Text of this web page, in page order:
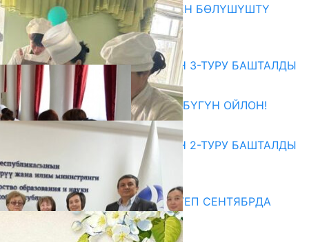
ОКУТУУ ТАЖРЫЙБАСЫ МЕНЕН БӨЛҮШҮШТҮ
06.08.2026
Абитуриент
ЖОЖДОРГО КАБЫЛ АЛУУНУН 3-ТУРУ БАШТАЛДЫ
27.07.2026
ӨЗҮҢДҮН КЕЛЕЧЕГИҢ ҮЧҮН БҮГҮН ОЙЛОН!
20.07.2026
ЖОЖДОРГО КАБЫЛ АЛУУНУН 2-ТУРУ БАШТАЛДЫ
20.07.2026
Медиа
СУЗАКТА 750 ОРУНДУУ МЕКТЕП СЕНТЯБРДА
ПАЙДАЛАНУУГА БЕРИЛЕТ
07.08.2025